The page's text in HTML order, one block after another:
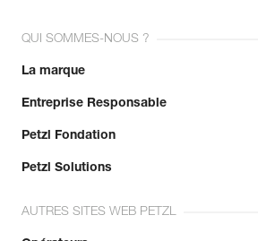
QUI SOMMES-NOUS ?
La marque
Entreprise Responsable
Petzl Fondation
Petzl Solutions
AUTRES SITES WEB PETZL